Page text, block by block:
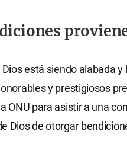
está siendo alabada
y prestigiosos
ONU para asistir a una
Dios de otorgar